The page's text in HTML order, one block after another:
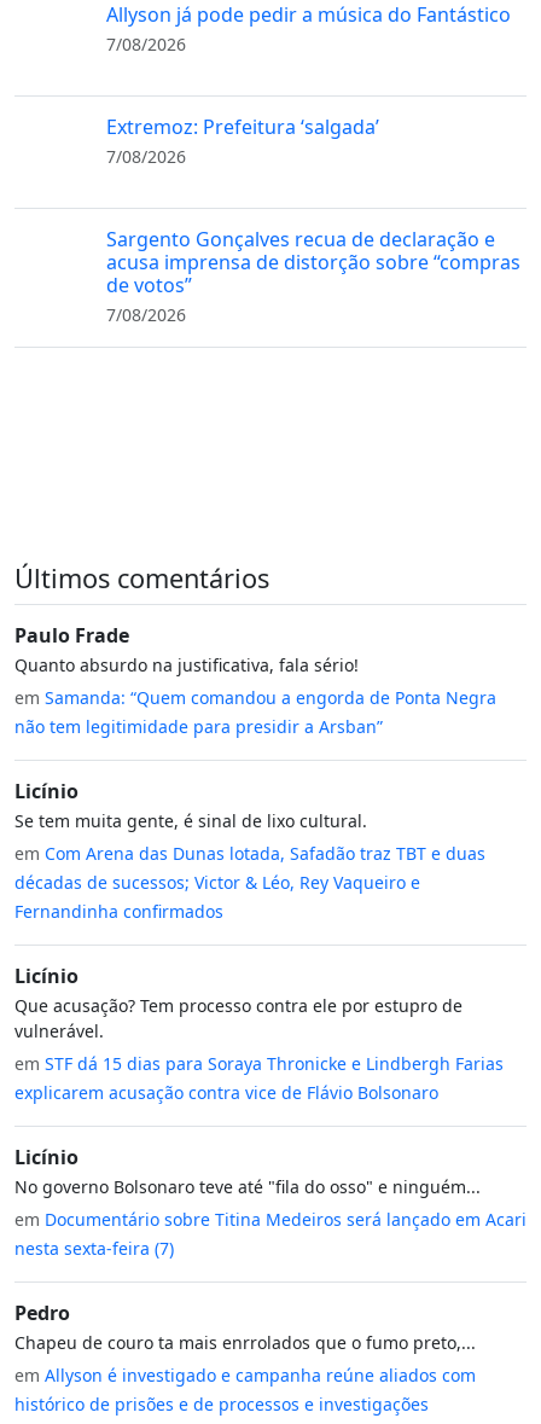
Allyson já pode pedir a música do Fantástico
7/08/2026
Extremoz: Prefeitura ‘salgada’
7/08/2026
Sargento Gonçalves recua de declaração e
acusa imprensa de distorção sobre “compras
de votos”
7/08/2026
Últimos comentários
Paulo Frade
Quanto absurdo na justificativa, fala sério!
em Samanda: “Quem comandou a engorda de Ponta Negra
não tem legitimidade para presidir a Arsban”
Licínio
Se tem muita gente, é sinal de lixo cultural.
em Com Arena das Dunas lotada, Safadão traz TBT e duas
décadas de sucessos; Victor & Léo, Rey Vaqueiro e
Fernandinha confirmados
Licínio
Que acusação? Tem processo contra ele por estupro de
vulnerável.
em STF dá 15 dias para Soraya Thronicke e Lindbergh Farias
explicarem acusação contra vice de Flávio Bolsonaro
Licínio
No governo Bolsonaro teve até "fila do osso" e ninguém...
em Documentário sobre Titina Medeiros será lançado em Acari
nesta sexta-feira (7)
Pedro
Chapeu de couro ta mais enrrolados que o fumo preto,...
em Allyson é investigado e campanha reúne aliados com
histórico de prisões e de processos e investigações